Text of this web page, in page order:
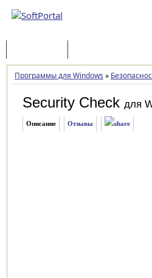
Программы для Windows »
Security Check для
Описание Отзывы